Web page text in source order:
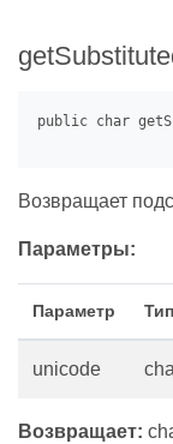
Возвращает
Параметры:
Параметр Тип
unicode
Возвращает: